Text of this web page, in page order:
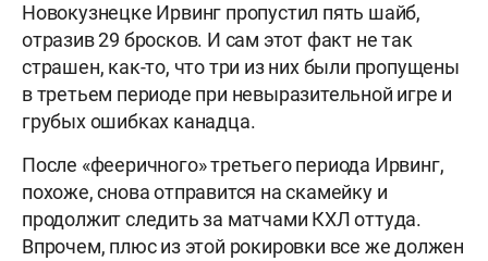
Новокузнецке Ирвинг пропустил пять шайб,
отразив 29 бросков. И сам этот факт не так
страшен, как-то, что три из них были пропущены
в третьем периоде при невыразительной игре и
грубых ошибках канадца.
После «фееричного» третьего периода Ирвинг,
похоже, снова отправится на скамейку и
продолжит следить за матчами КХЛ оттуда.
Впрочем, плюс из этой рокировки все же должен